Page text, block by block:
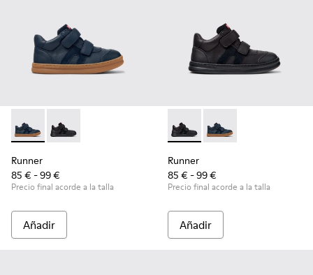
Runner - K900384-001 - Zapatillas azules de piel y nobuk
Runner - K900384-002 - Zapatillas negras de piel y
Runner
85 € - 99 €
Precio final acorde a la talla
Añadir
Runner - K900384-002 -
Runner - K900384-
Runner
85 € - 99 €
Precio final acorde a la talla
Añadir